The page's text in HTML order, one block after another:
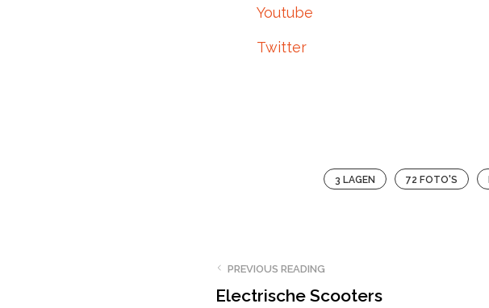
Youtube
Twitter
3 LAGEN 72 FOTO'S
PREVIOUS READING
Electrische Scooters